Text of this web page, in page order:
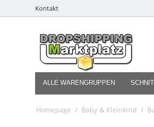
Kontakt
ALLE WARENGRUPPEN
Homepage / Baby & Kleinkind /